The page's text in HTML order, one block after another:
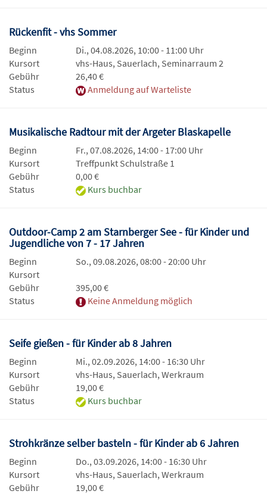
Rückenfit - vhs Sommer
Beginn
Di., 04.08.2026, 10:00 - 11:00 Uhr
Kursort
vhs-Haus, Sauerlach, Seminarraum 2
Gebühr
26,40 €
Status
Anmeldung auf Warteliste
Musikalische Radtour mit der Argeter Blaskapelle
Beginn
Fr., 07.08.2026, 14:00 - 17:00 Uhr
Kursort
Treffpunkt Schulstraße 1
Gebühr
0,00 €
Status
Kurs buchbar
Outdoor-Camp 2 am Starnberger See - für Kinder und
Jugendliche von 7 - 17 Jahren
Beginn
So., 09.08.2026, 08:00 - 20:00 Uhr
Kursort
Gebühr
395,00 €
Status
Keine Anmeldung möglich
Seife gießen - für Kinder ab 8 Jahren
Beginn
Mi., 02.09.2026, 14:00 - 16:30 Uhr
Kursort
vhs-Haus, Sauerlach, Werkraum
Gebühr
19,00 €
Status
Kurs buchbar
Strohkränze selber basteln - für Kinder ab 6 Jahren
Beginn
Do., 03.09.2026, 14:00 - 16:30 Uhr
Kursort
vhs-Haus, Sauerlach, Werkraum
Gebühr
19,00 €